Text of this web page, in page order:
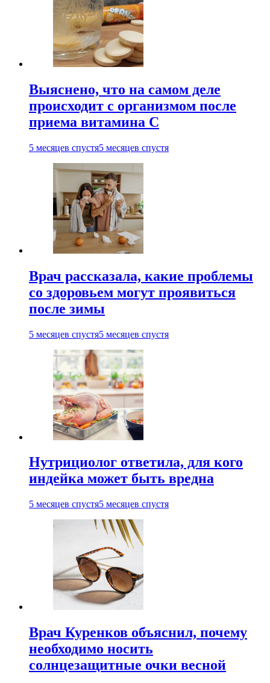
Выяснено, что на самом деле
происходит с организмом после
приема витамина С
5 месяцев спустя5 месяцев спустя
Врач рассказала, какие проблемы
со здоровьем могут проявиться
после зимы
5 месяцев спустя5 месяцев спустя
Нутрициолог ответила, для кого
индейка может быть вредна
5 месяцев спустя5 месяцев спустя
Врач Куренков объяснил, почему
необходимо носить
солнцезащитные очки весной